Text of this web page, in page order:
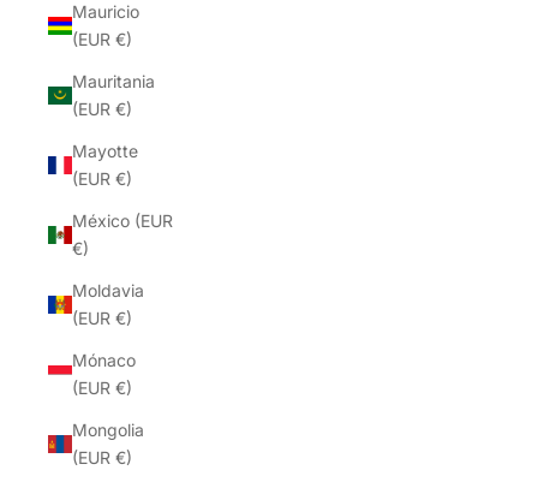
Mauricio
(EUR €)
Mauritania
(EUR €)
Mayotte
(EUR €)
México (EUR
€)
Moldavia
(EUR €)
Mónaco
(EUR €)
Mongolia
(EUR €)